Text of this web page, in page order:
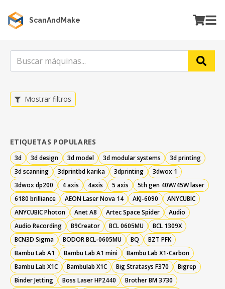
ScanAndMake
Mostrar filtros
ETIQUETAS POPULARES
3d 3d design 3d model 3d modular systems
3d printing
3d scanning
3dprintbd karika 3dprinting
3dwox 1
3dwox dp200
4 axis 4axis 5 axis
5th gen 40W/45W laser
6180 brilliance
AEON Laser Nova 14 AKJ-6090
ANYCUBIC
ANYCUBIC Photon
Anet A8 Artec Space Spider
Audio
Audio Recording
B9Creator BCL 0605MU
BCL 1309X
BCN3D Sigma
BODOR BCL-0605MU BQ
BZT PFK
Bambu Lab A1
Bambu Lab A1 mini
Bambu Lab X1-Carbon
Bambu Lab X1C
Bambulab X1C Big Stratasys F370
Bigrep
Binder Jetting
Boss Laser HP2440
Brother BM 3730